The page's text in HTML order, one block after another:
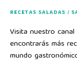
RECETAS SALADAS /
Visita nuestro canal
encontrarás más
mundo